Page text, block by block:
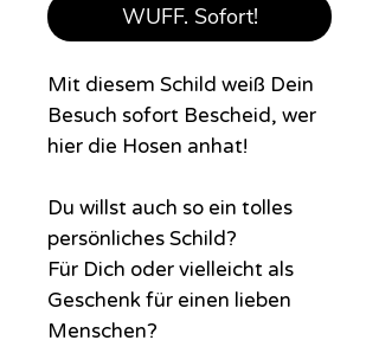
WUFF. Sofort!
Mit diesem Schild weiß Dein
Besuch sofort Bescheid, wer
hier die Hosen anhat!
Du willst auch so ein tolles
persönliches Schild?
Für Dich oder vielleicht als
Geschenk für einen lieben
Menschen?